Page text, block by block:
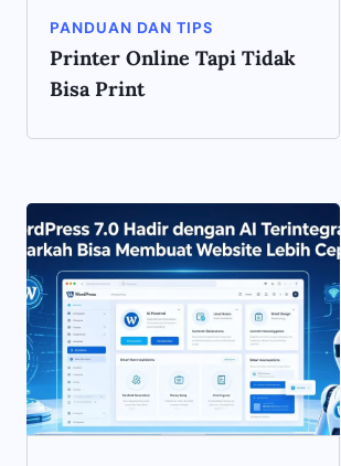
PANDUAN DAN TIPS
Printer Online Tapi Tidak
Bisa Print